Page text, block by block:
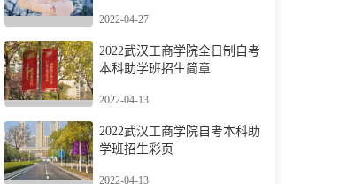
2022-04-27
2022武汉工商学院全日制自考
本科助学班招生简章
2022-04-13
2022武汉工商学院自考本科助
学班招生彩页
2022-04-13